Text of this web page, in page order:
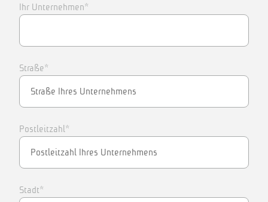
Ihr Unternehmen*
Straße*
Postleitzahl*
Stadt*